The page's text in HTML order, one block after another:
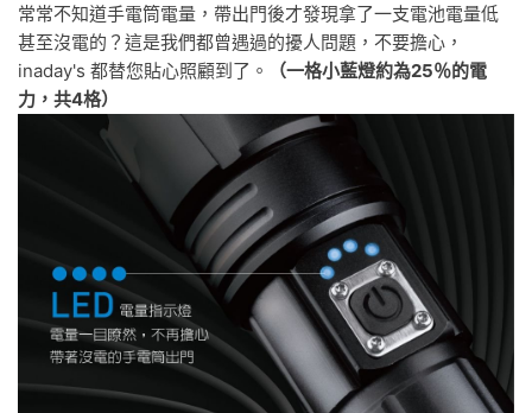
常常不知道手電筒電量，帶出門後才發現拿了一支電池電量低
甚至沒電的？這是我們都曾遇過的擾人問題，不要擔心，
inaday's 都替您貼心照顧到了。
（一格小藍燈約為25％的電
力，共4格）